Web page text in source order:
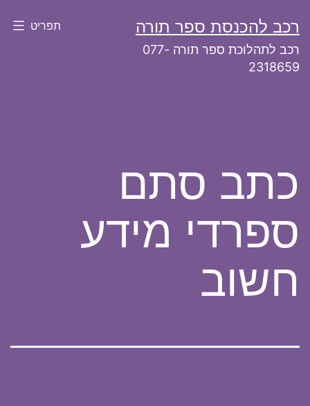
לתוכן
רכב להכנסת ספר תורה
רכב לתהלוכת ספר תורה 077-
2318659
תפריט
כתב סתם
ספרדי מידע
חשוב